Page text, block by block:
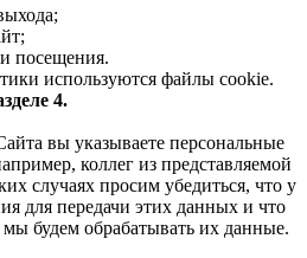
посещения.
используются файлы cookie.
4.
вы указываете персональные
коллег из представляемой
случаях просим убедиться, что у
для передачи этих данных и что
будем обрабатывать их данные.